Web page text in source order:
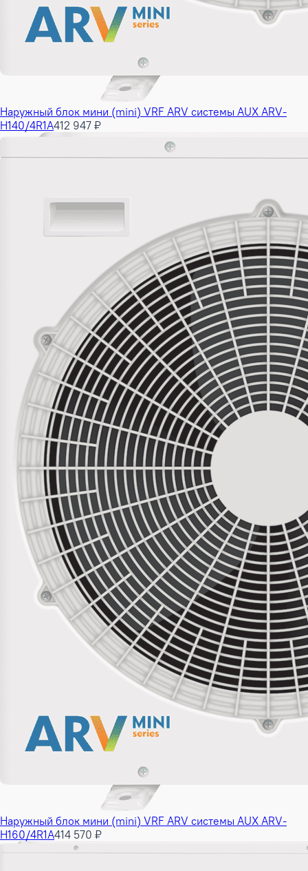
Наружный блок мини (mini) VRF ARV системы AUX ARV-
H140/4R1A412 947 ₽
Наружный блок мини (mini) VRF ARV системы AUX ARV-
H160/4R1A414 570 ₽